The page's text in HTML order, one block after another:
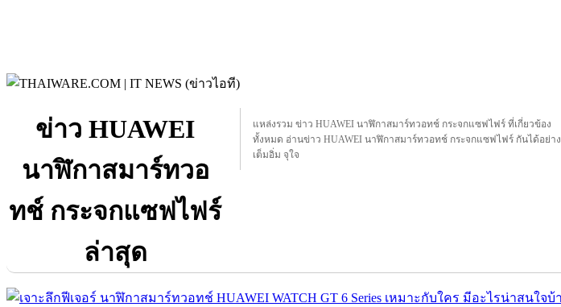
ข่าว HUAWEI
นาฬิกาสมาร์ทวอ
ทช์ กระจกแซฟไฟร์
ล่าสุด
แหล่งรวม ข่าว HUAWEI นาฬิกาสมาร์ทวอทช์ กระจกแซฟไฟร์ ที่เกี่ยวข้อง
ทั้งหมด อ่านข่าว HUAWEI นาฬิกาสมาร์ทวอทช์ กระจกแซฟไฟร์ กันได้อย่าง
เต็มอิ่ม จุใจ